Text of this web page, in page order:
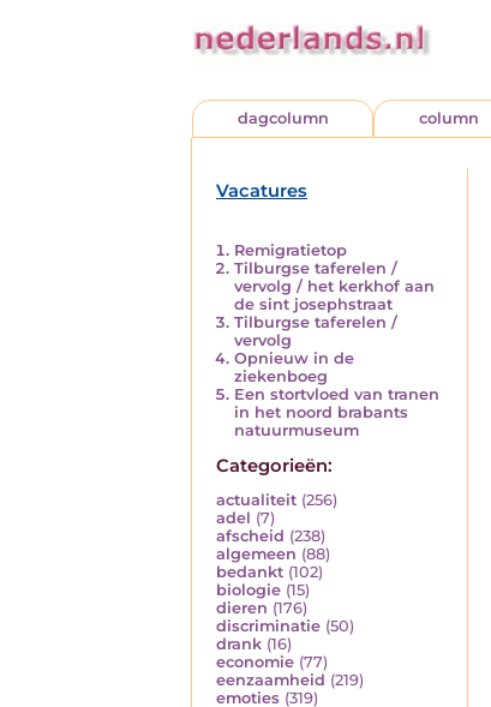
dagcolumn column
Vacatures
Remigratietop
Tilburgse taferelen /
vervolg / het kerkhof aan
de sint josephstraat
Tilburgse taferelen /
vervolg
Opnieuw in de
ziekenboeg
Een stortvloed van tranen
in het noord brabants
natuurmuseum
Categorieën:
actualiteit (256)
adel (7)
afscheid (238)
algemeen (88)
bedankt (102)
biologie (15)
dieren (176)
discriminatie (50)
drank (16)
economie (77)
eenzaamheid (219)
emoties (319)